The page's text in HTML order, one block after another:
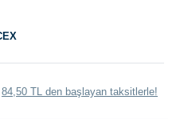
84,50 TL den başlayan taksitlerle!